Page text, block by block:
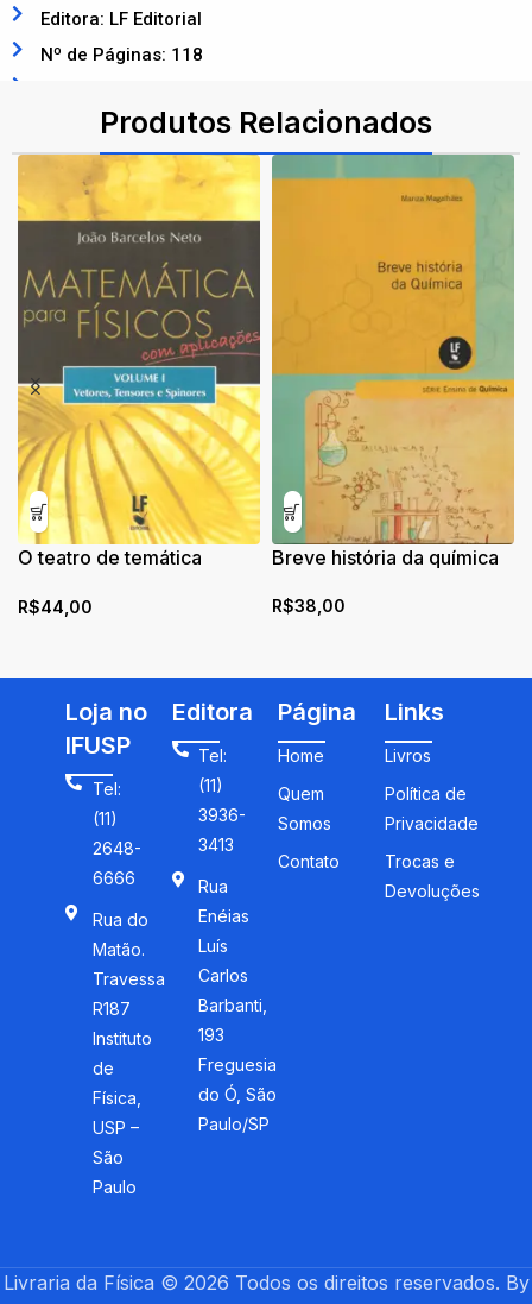
Editora: LF Editorial
Nº de Páginas: 118
Produtos Relacionados
O teatro de temática
professores de Química
R$44,00
Breve história da química
R$38,00
Loja no
IFUSP
Tel:
(11)
2648-
6666
Rua do
Matão.
Travessa
R187
Instituto
de
Física,
USP –
São
Paulo
Editora
Tel:
(11)
3936-
3413
Rua
Enéias
Luís
Carlos
Barbanti,
193
Freguesia
do Ó, São
Paulo/SP
Página
Home
Quem
Somos
Contato
Links
Livros
Política de
Privacidade
Trocas e
Devoluções
Livraria da Física © 2026 Todos os direitos reservados. By